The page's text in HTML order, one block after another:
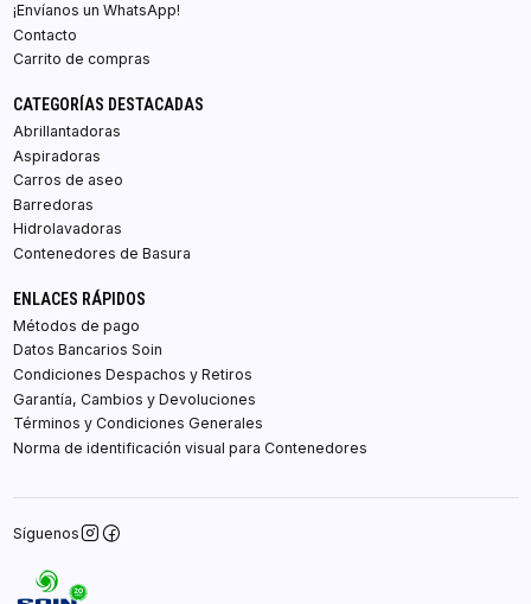
¡Envíanos un WhatsApp!
Contacto
Carrito de compras
CATEGORÍAS DESTACADAS
Abrillantadoras
Aspiradoras
Carros de aseo
Barredoras
Hidrolavadoras
Contenedores de Basura
ENLACES RÁPIDOS
Métodos de pago
Datos Bancarios Soin
Condiciones Despachos y Retiros
Garantía, Cambios y Devoluciones
Términos y Condiciones Generales
Norma de identificación visual para Contenedores
Síguenos